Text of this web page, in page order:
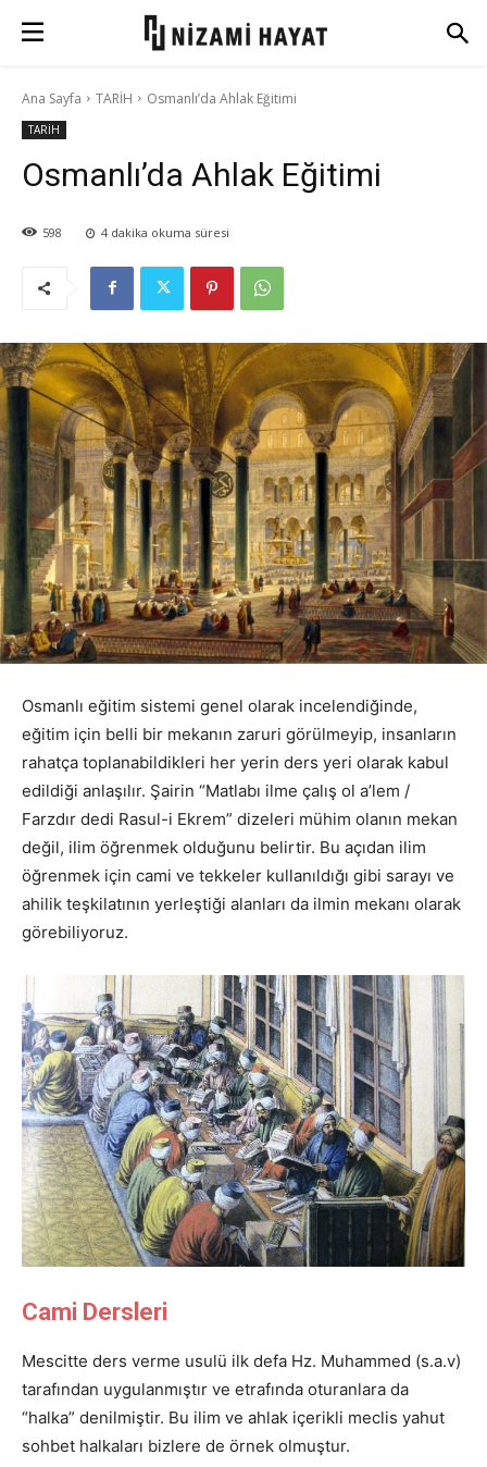
Ana Sayfa TARİH Osmanlı’da Ahlak Eğitimi
TARİH
Osmanlı’da Ahlak Eğitimi
598 4 dakika okuma süresi
Osmanlı eğitim sistemi genel olarak incelendiğinde,
eğitim için belli bir mekanın zaruri görülmeyip, insanların
rahatça toplanabildikleri her yerin ders yeri olarak kabul
edildiği anlaşılır. Şairin “Matlabı ilme çalış ol a’lem /
Farzdır dedi Rasul-i Ekrem” dizeleri mühim olanın mekan
değil, ilim öğrenmek olduğunu belirtir. Bu açıdan ilim
öğrenmek için cami ve tekkeler kullanıldığı gibi sarayı ve
ahilik teşkilatının yerleştiği alanları da ilmin mekanı olarak
görebiliyoruz.
Cami Dersleri
Mescitte ders verme usulü ilk defa Hz. Muhammed (s.a.v)
tarafından uygulanmıştır ve etrafında oturanlara da
“halka” denilmiştir. Bu ilim ve ahlak içerikli meclis yahut
sohbet halkaları bizlere de örnek olmuştur.